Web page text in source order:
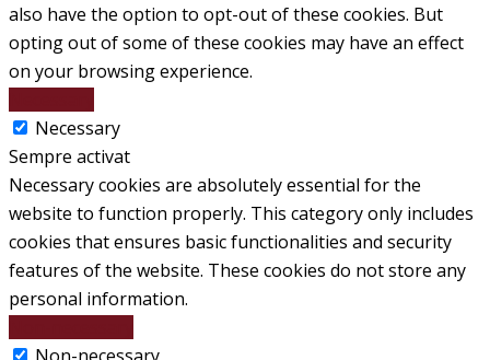
also have the option to opt-out of these cookies. But
opting out of some of these cookies may have an effect
on your browsing experience.
Necessary
Sempre activat
Necessary cookies are absolutely essential for the
website to function properly. This category only includes
cookies that ensures basic functionalities and security
features of the website. These cookies do not store any
personal information.